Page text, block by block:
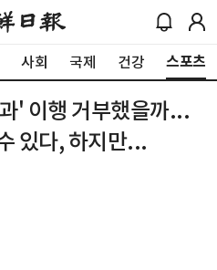
사회 국제 건강 스포츠
' 이행 거부했을까...
있다, 하지만...